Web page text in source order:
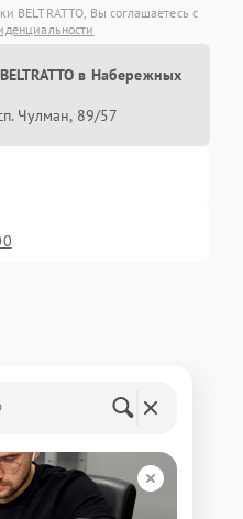
BELTRATTO, Вы соглашаетесь с
в Набережных
Чулман, 89/57